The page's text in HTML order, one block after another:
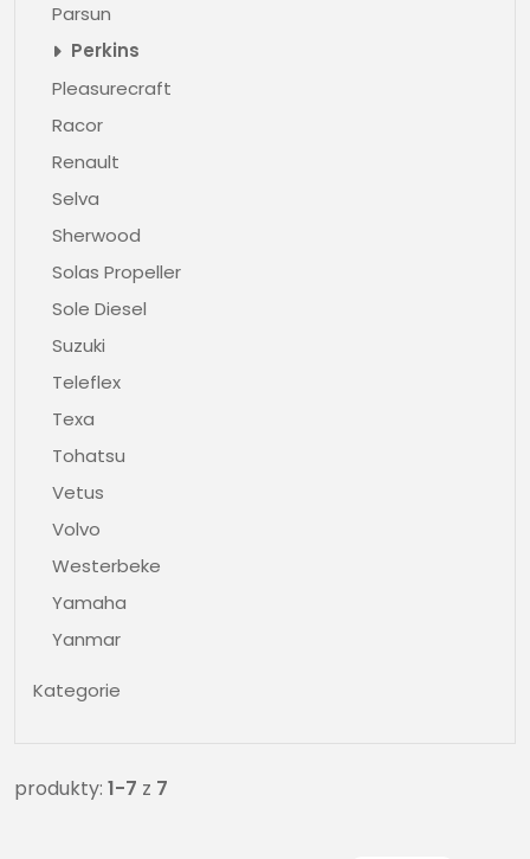
Parsun
Perkins
Pleasurecraft
Racor
Renault
Selva
Sherwood
Solas Propeller
Sole Diesel
Suzuki
Teleflex
Texa
Tohatsu
Vetus
Volvo
Westerbeke
Yamaha
Yanmar
Kategorie
produkty: 1-7 z 7